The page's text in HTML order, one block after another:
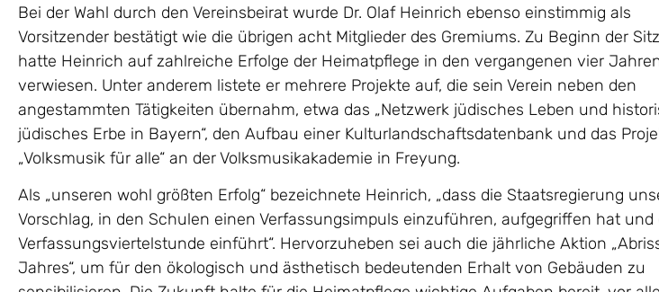
Bei der Wahl durch den Vereinsbeirat wurde Dr. Olaf Heinrich ebenso einstimmig als
Vorsitzender bestätigt wie die übrigen acht Mitglieder des Gremiums. Zu Beginn der
hatte Heinrich auf zahlreiche Erfolge der Heimatpflege in den vergangenen vier
verwiesen. Unter anderem listete er mehrere Projekte auf, die sein Verein neben den
angestammten Tätigkeiten übernahm, etwa das „Netzwerk jüdisches Leben und
jüdisches Erbe in Bayern“, den Aufbau einer Kulturlandschaftsdatenbank und das
„Volksmusik für alle“ an der Volksmusikakademie in Freyung.
Als „unseren wohl größten Erfolg“ bezeichnete Heinrich, „dass die Staatsregierung
Vorschlag, in den Schulen einen Verfassungsimpuls einzuführen, aufgegriffen hat und
Verfassungsviertelstunde einführt“. Hervorzuheben sei auch die jährliche Aktion
Jahres“, um für den ökologisch und ästhetisch bedeutenden Erhalt von Gebäuden zu